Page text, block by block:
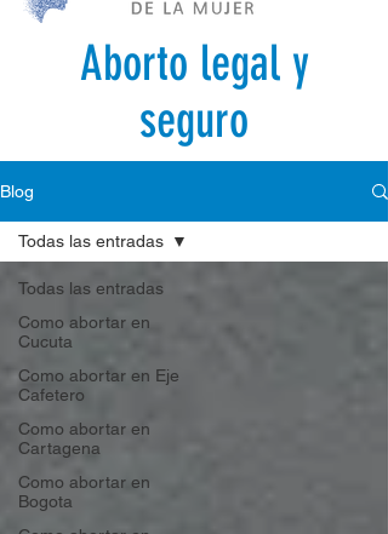
Aborto legal y
seguro
Blog
Todas las entradas
Como abortar en
Cucuta
Como abortar en Eje
Cafetero
Como abortar en
Cartagena
Como abortar en
Bogota
Todas las entradas